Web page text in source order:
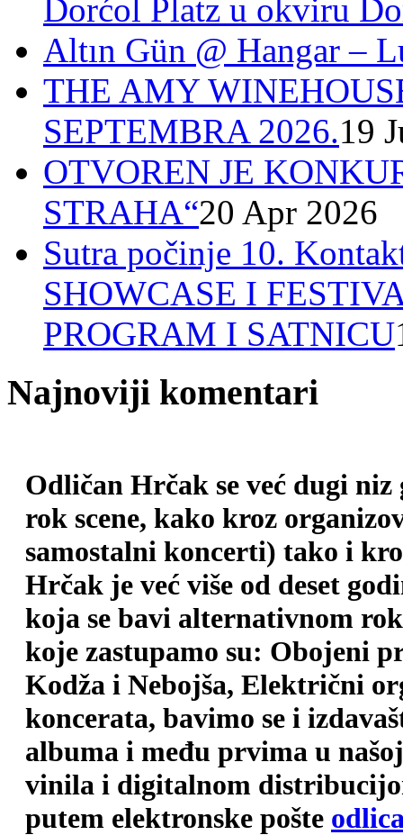
Dorćol Platz u okviru
Altın Gün @ Hangar –
THE AMY
SEPTEMBRA 2026.19
OTVOREN JE
STRAHA“20 Apr 2026
Sutra počinje 10.
SHOWCASE I
PROGRAM I SATNICU
Najnoviji komentari
Odličan Hrčak se već dugi
rok scene, kako kroz
samostalni koncerti) tako i
Hrčak je već više od deset
koja se bavi alternativnom
koje zastupamo su: Obojeni
Kodža i Nebojša, Električni
koncerata, bavimo se i
albuma i među prvima u
vinila i digitalnom
putem elektronske pošte